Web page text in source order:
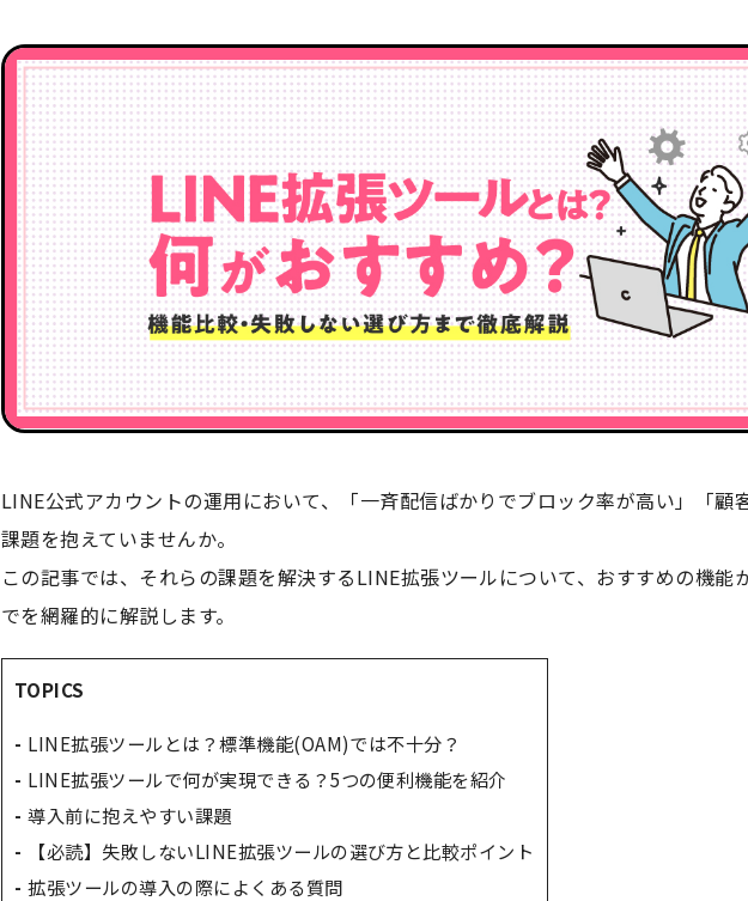
LINE公式アカウントの運用において、「一斉配信ばかりでブロック率が高い」「顧
課題を抱えていませんか。
この記事では、それらの課題を解決するLINE拡張ツールについて、おすすめの機能
でを網羅的に解説します。
TOPICS
LINE拡張ツールとは？標準機能(OAM)では不十分？
LINE拡張ツールで何が実現できる？5つの便利機能を紹介
導入前に抱えやすい課題
【必読】失敗しないLINE拡張ツールの選び方と比較ポイント
拡張ツールの導入の際によくある質問